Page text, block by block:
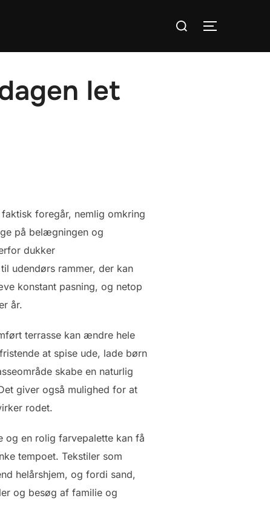
Søg
SLÅ
let
foregår, nemlig omkring
på belægningen og
dukker
udendørs rammer, der kan
konstant pasning, og netop
år.
terrasse kan ændre hele
at spise ude, lade børn
skabe en naturlig
giver også mulighed for at
rodet.
en rolig farvepalette kan få
tempoet. Tekstiler som
helårshjem, og fordi sand,
og besøg af familie og